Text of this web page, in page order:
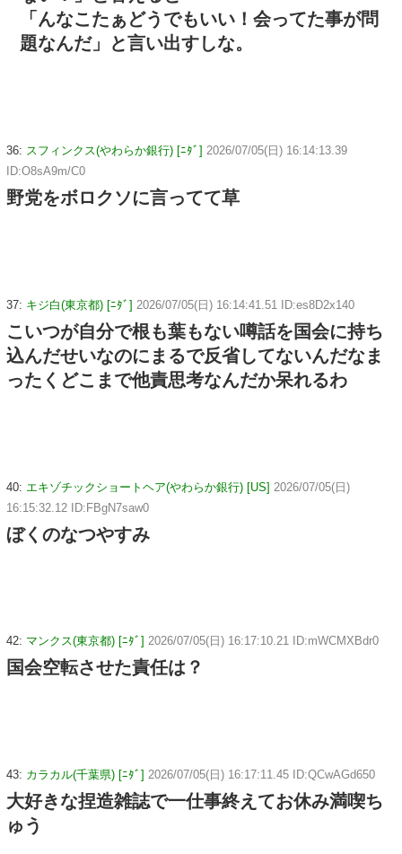
「んなこたぁどうでもいい！会ってた事が問
題なんだ」と言い出すしな。
36: スフィンクス(やわらか銀行) [ﾆﾀﾞ] 2026/07/05(日) 16:14:13.39
ID:O8sA9m/C0
野党をボロクソに言ってて草
37: キジ白(東京都) [ﾆﾀﾞ] 2026/07/05(日) 16:14:41.51 ID:es8D2x140
こいつが自分で根も葉もない噂話を国会に持ち
込んだせいなのにまるで反省してないんだなま
ったくどこまで他責思考なんだか呆れるわ
40: エキゾチックショートヘア(やわらか銀行) [US] 2026/07/05(日)
16:15:32.12 ID:FBgN7saw0
ぼくのなつやすみ
42: マンクス(東京都) [ﾆﾀﾞ] 2026/07/05(日) 16:17:10.21 ID:mWCMXBdr0
国会空転させた責任は？
43: カラカル(千葉県) [ﾆﾀﾞ] 2026/07/05(日) 16:17:11.45 ID:QCwAGd650
大好きな捏造雑誌で一仕事終えてお休み満喫ち
ゅう